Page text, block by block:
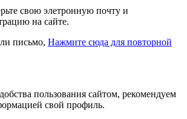
свою элетронную почту и
на сайте.
письмо, Нажмите сюда для повторной
пользования сайтом, рекомендуем
свой профиль.